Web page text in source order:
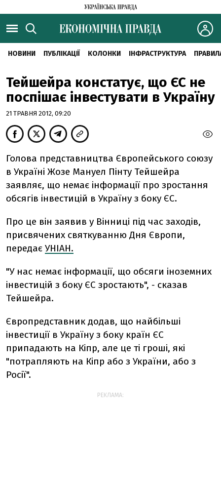
НОВИНИ ПУБЛІКАЦІЇ КОЛОНКИ ІНФРАСТРУКТУРА
Тейшейра констатує, що ЄС не
поспішає інвестувати в Україну
21 ТРАВНЯ 2012, 09:20
Голова представництва Європейського союзу
в Україні Жозе Мануел Пінту Тейшейра
заявляє, що немає інформації про зростання
обсягів інвестицій в Україну з боку ЄС.
Про це він заявив у Вінниці під час заходів,
присвячених святкуванню Дня Європи,
передає УНІАН.
"У нас немає інформації, що обсяги іноземних
інвестицій з боку ЄС зростають", - сказав
Тейшейра.
Європредставник додав, що найбільші
інвестиції в Україну з боку країн ЄС
припадають на Кіпр, але це ті гроші, які
"потрапляють на Кіпр або з України, або з
Росії".
РЕКЛАМА: